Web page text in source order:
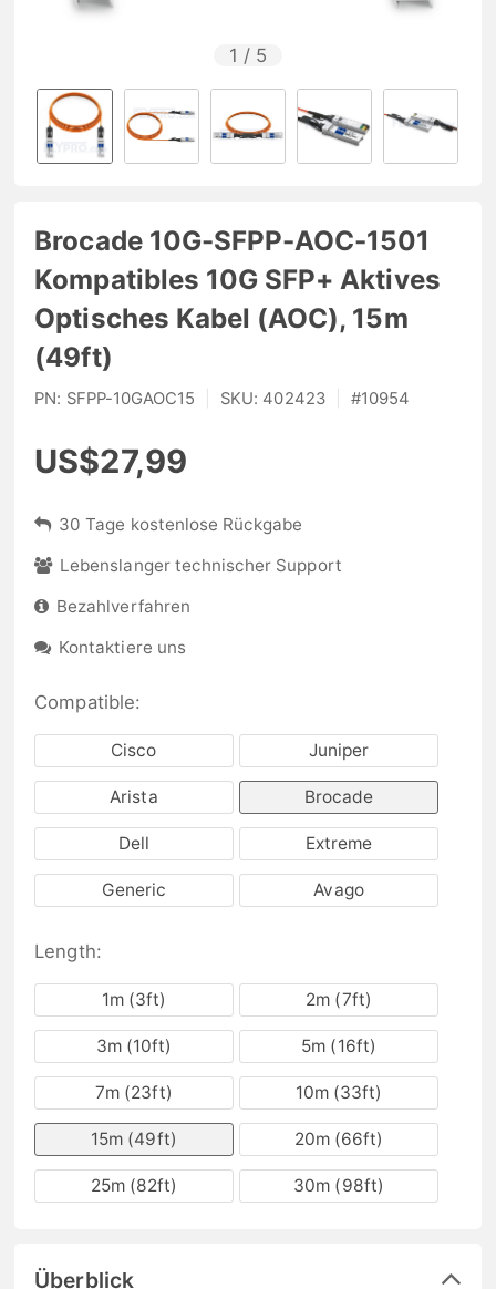
1 / 5
Brocade 10G-SFPP-AOC-1501
Kompatibles 10G SFP+ Aktives
Optisches Kabel (AOC), 15m
(49ft)
PN: SFPP-10GAOC15 SKU: 402423 #10954
US$27,99
30 Tage kostenlose Rückgabe
Lebenslanger technischer Support
Bezahlverfahren
Kontaktiere uns
Compatible:
Cisco Juniper
Arista Brocade
Dell Extreme
Generic Avago
Length:
1m (3ft) 2m (7ft)
3m (10ft) 5m (16ft)
7m (23ft) 10m (33ft)
15m (49ft) 20m (66ft)
25m (82ft) 30m (98ft)
Überblick